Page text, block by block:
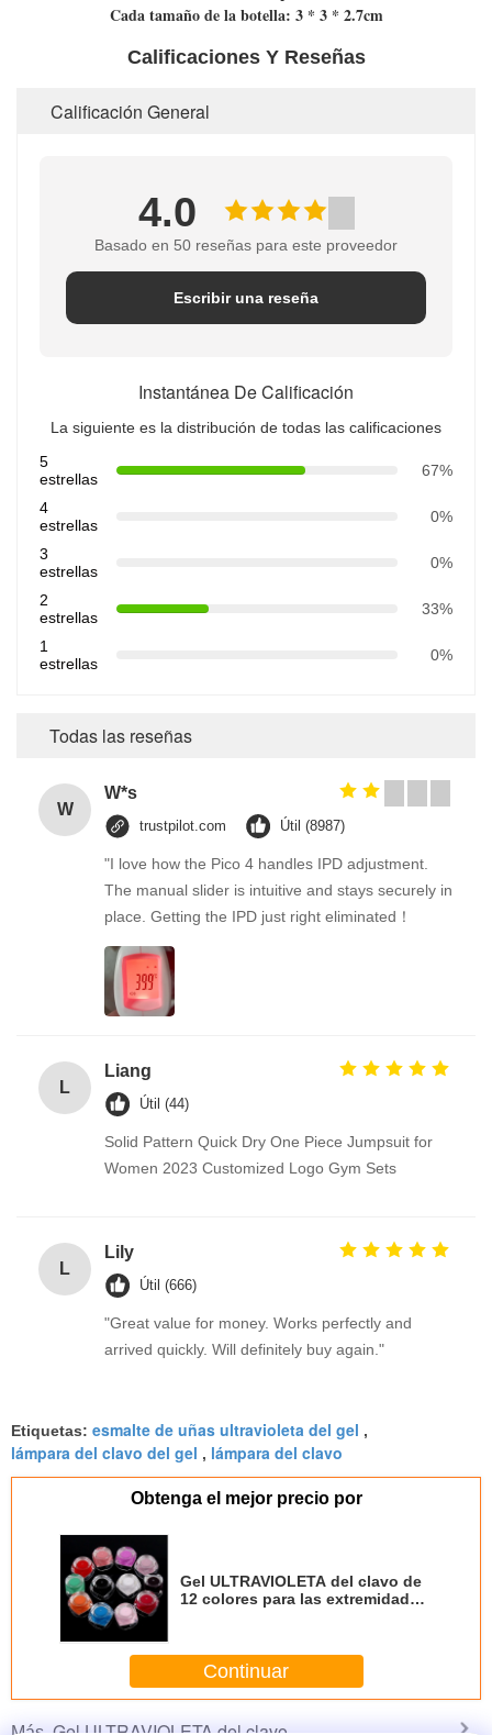
Cada tamaño de la botella: 3 * 3 * 2.7cm
Calificaciones Y Reseñas
Calificación General
4.0
Basado en 50 reseñas para este proveedor
Escribir una reseña
Instantánea De Calificación
La siguiente es la distribución de todas las calificaciones
5
estrellas
67%
4
estrellas
0%
3
estrellas
0%
2
estrellas
33%
1
estrellas
0%
Todas las reseñas
W
W*s
trustpilot.com Útil (8987)
"I love how the Pico 4 handles IPD adjustment.
The manual slider is intuitive and stays securely in
place. Getting the IPD just right eliminated！
L
Liang
Útil (44)
Solid Pattern Quick Dry One Piece Jumpsuit for
Women 2023 Customized Logo Gym Sets
L
Lily
Útil (666)
"Great value for money. Works perfectly and
arrived quickly. Will definitely buy again."
Etiquetas: esmalte de uñas ultravioleta del gel ,
lámpara del clavo del gel , lámpara del clavo
Obtenga el mejor precio por
Gel ULTRAVIOLETA del clavo de
12 colores para las extremidades
Continuar